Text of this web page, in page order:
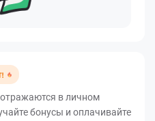
в личном
бонусы и оплачивайте